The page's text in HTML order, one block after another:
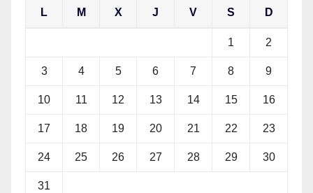
L M X J V S D
1 2
3 4 5 6 7 8 9
10 11 12 13 14 15 16
17 18 19 20 21 22 23
24 25 26 27 28 29 30
31